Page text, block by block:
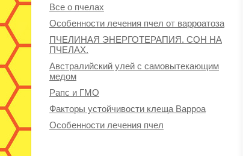
Все о пчелах
Особенности лечения пчел от варроатоза
ПЧЕЛИНАЯ ЭНЕРГОТЕРАПИЯ. СОН НА
ПЧЕЛАХ.
Австралийский улей с самовытекающим
медом
Рапс и ГМО
Факторы устойчивости клеща Варроа
Особенности лечения пчел